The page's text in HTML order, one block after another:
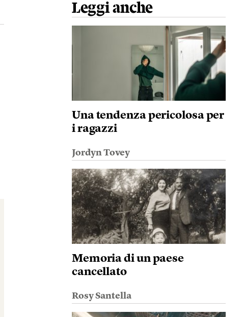
Leggi anche
Una tendenza pericolosa per
i ragazzi
Jordyn Tovey
Memoria di un paese
cancellato
Rosy Santella